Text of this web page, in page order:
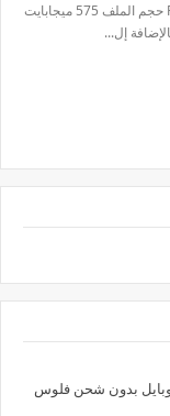
تنزيل لعبة ببجي لايت التحديث الأخير PUBG Lite 0.20.0 حجم الملف 575 ميجابايت
بدون شحن فلوس